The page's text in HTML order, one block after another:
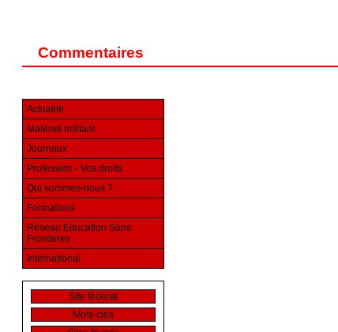
Commentaires
Actualité
Matériel militant
Journaux
Profession - Vos droits
Qui sommes-nous ?
Formations
Réseau Education Sans
Frontières
International
Site fédéral
Mots-clés